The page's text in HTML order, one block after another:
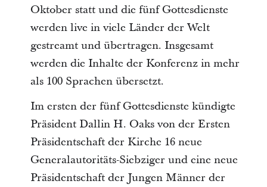
Oktober statt und die fünf Gottesdienste
werden live in viele Länder der Welt
gestreamt und übertragen. Insgesamt
werden die Inhalte der Konferenz in mehr
als 100 Sprachen übersetzt.
Im ersten der fünf Gottesdienste kündigte
Präsident Dallin H. Oaks von der Ersten
Präsidentschaft der Kirche 16 neue
Generalautoritäts-Siebziger und eine neue
Präsidentschaft der Jungen Männer der